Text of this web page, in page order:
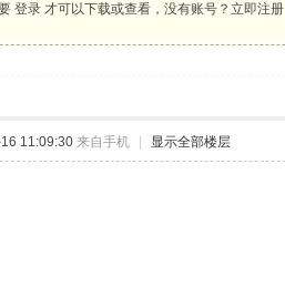
登录 才可以下载或查看，没有账号？ 立即注册
11:09:30 来自手机 显示全部楼层